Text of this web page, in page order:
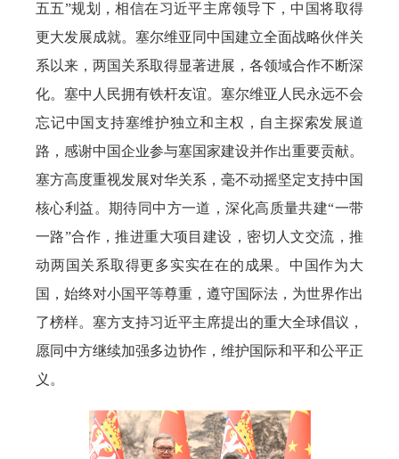
五五”规划，相信在习近平主席领导下，中国将取得
更大发展成就。塞尔维亚同中国建立全面战略伙伴关
系以来，两国关系取得显著进展，各领域合作不断深
化。塞中人民拥有铁杆友谊。塞尔维亚人民永远不会
忘记中国支持塞维护独立和主权，自主探索发展道
路，感谢中国企业参与塞国家建设并作出重要贡献。
塞方高度重视发展对华关系，毫不动摇坚定支持中国
核心利益。期待同中方一道，深化高质量共建“一带
一路”合作，推进重大项目建设，密切人文交流，推
动两国关系取得更多实实在在的成果。中国作为大
国，始终对小国平等尊重，遵守国际法，为世界作出
了榜样。塞方支持习近平主席提出的重大全球倡议，
愿同中方继续加强多边协作，维护国际和平和公平正
义。